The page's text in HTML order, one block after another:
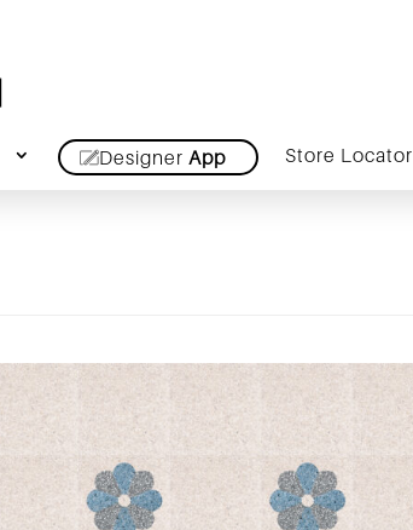
Designer App Store Locator